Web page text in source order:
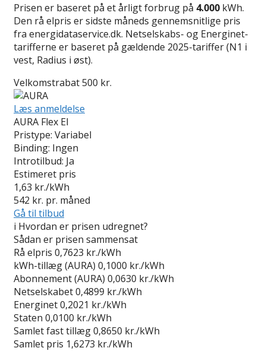
Prisen er baseret på et årligt forbrug på 4.000 kWh.
Den rå elpris er sidste måneds gennemsnitlige pris
fra energidataservice.dk. Netselskabs- og Energinet-
tarifferne er baseret på gældende 2025-tariffer (N1 i
vest, Radius i øst).
Velkomstrabat 500 kr.
Læs anmeldelse
AURA Flex El
Pristype: Variabel
Binding: Ingen
Introtilbud: Ja
Estimeret pris
1,63 kr./kWh
542 kr. pr. måned
Gå til tilbud
i Hvordan er prisen udregnet?
Sådan er prisen sammensat
Rå elpris 0,7623 kr./kWh
kWh-tillæg (AURA) 0,1000 kr./kWh
Abonnement (AURA) 0,0630 kr./kWh
Netselskabet0,4899 kr./kWh
Energinet0,2021 kr./kWh
Staten 0,0100 kr./kWh
Samlet fast tillæg0,8650 kr./kWh
Samlet pris 1,6273 kr./kWh